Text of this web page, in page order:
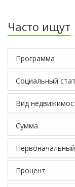
Часто ищут
Программа
Социальный
Вид
Сумма
Процент